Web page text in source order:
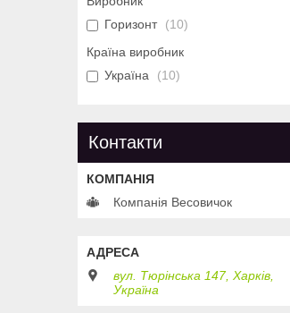
Горизонт
10
Країна виробник
Україна
10
Контакти
Компанія Весовичок
вул. Тюрінська 147, Харків,
Україна